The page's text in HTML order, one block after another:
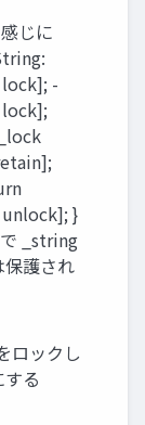
じに
-
unlock]; }
_string
護され
ロックし
る